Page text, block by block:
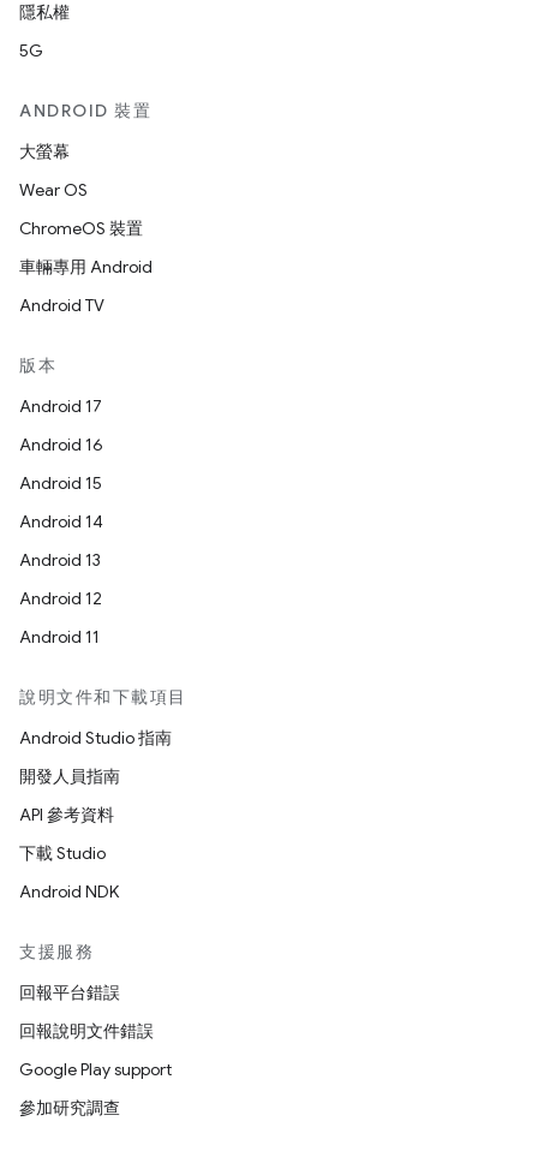
隱私權
5G
ANDROID 裝置
大螢幕
Wear OS
ChromeOS 裝置
車輛專用 Android
Android TV
版本
Android 17
Android 16
Android 15
Android 14
Android 13
Android 12
Android 11
說明文件和下載項目
Android Studio 指南
開發人員指南
API 參考資料
下載 Studio
Android NDK
支援服務
回報平台錯誤
回報說明文件錯誤
Google Play support
參加研究調查